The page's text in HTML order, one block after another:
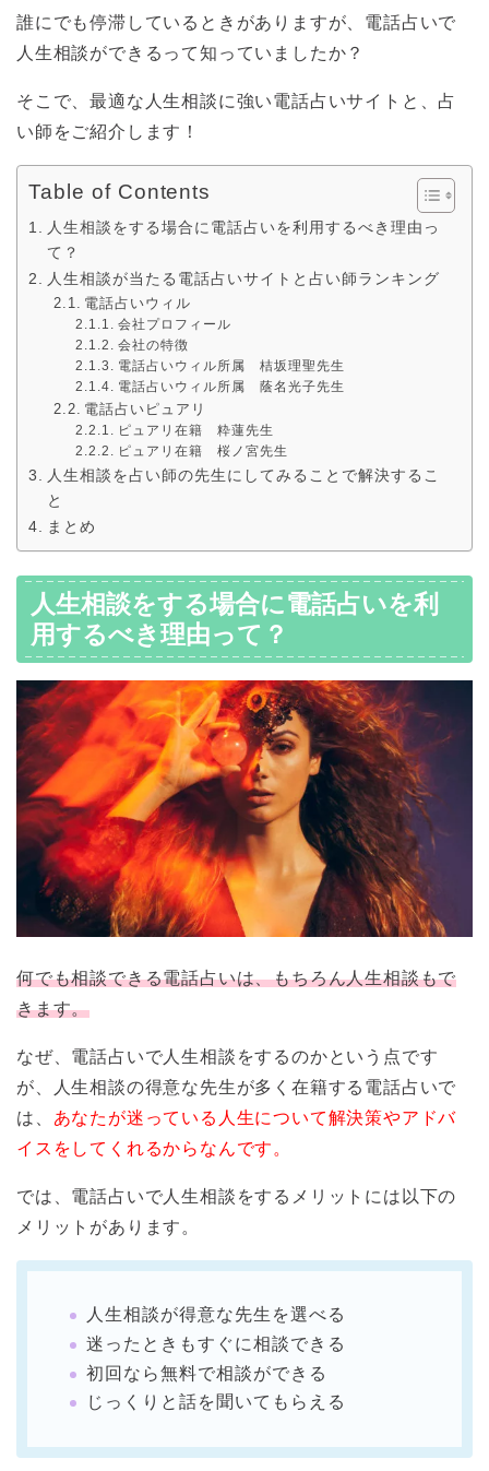
誰にでも停滞しているときがありますが、電話占いで
人生相談ができるって知っていましたか？
そこで、最適な人生相談に強い電話占いサイトと、占
い師をご紹介します！
Table of Contents
人生相談をする場合に電話占いを利用するべき理由っ
て？
人生相談が当たる電話占いサイトと占い師ランキング
電話占いウィル
会社プロフィール
会社の特徴
電話占いウィル所属 桔坂理聖先生
電話占いウィル所属 蔭名光子先生
電話占いピュアリ
ピュアリ在籍 粋蓮先生
ピュアリ在籍 桜ノ宮先生
人生相談を占い師の先生にしてみることで解決するこ
と
まとめ
人生相談をする場合に電話占いを利
用するべき理由って？
何でも相談できる電話占いは、もちろん人生相談もで
きます。
なぜ、電話占いで人生相談をするのかという点です
が、人生相談の得意な先生が多く在籍する電話占いで
は、 あなたが迷っている人生について解決策やアドバ
イスをしてくれるからなんです。
では、電話占いで人生相談をするメリットには以下の
メリットがあります。
人生相談が得意な先生を選べる
迷ったときもすぐに相談できる
初回なら無料で相談ができる
じっくりと話を聞いてもらえる